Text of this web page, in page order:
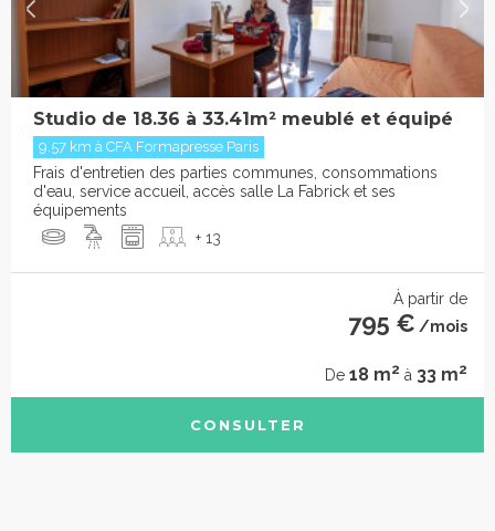
Studio de 18.36 à 33.41m² meublé et équipé
9.57 km à CFA Formapresse Paris
Frais d'entretien des parties communes, consommations
d'eau, service accueil, accès salle La Fabrick et ses
équipements
+ 13
À partir de
795 € /mois
De 18 m2 à 33 m2
CONSULTER